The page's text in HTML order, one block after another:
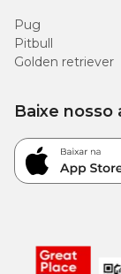
Pug
Pitbull
Golden retriever
Baixe nosso